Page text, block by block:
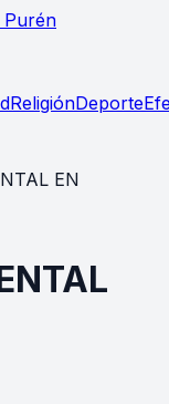
Purén
ReligiónDeporte
EN